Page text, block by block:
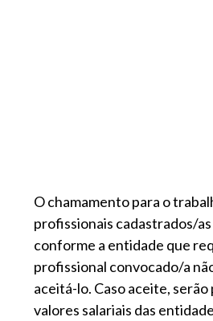
O chamamento para o
profissionais cadastrados/
conforme a entidade que
profissional convocado/a
aceitá-lo. Caso aceite, serão
valores salariais das